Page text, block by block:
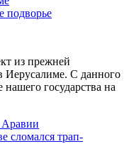
подворье
из прежней
Иерусалиме. С данного
государства на
сломался трап-